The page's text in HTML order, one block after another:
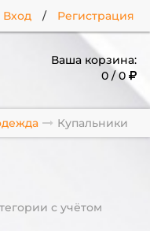
Вход / Регистрация
Ваша корзина:
0 / 0
Купальники
с учётом